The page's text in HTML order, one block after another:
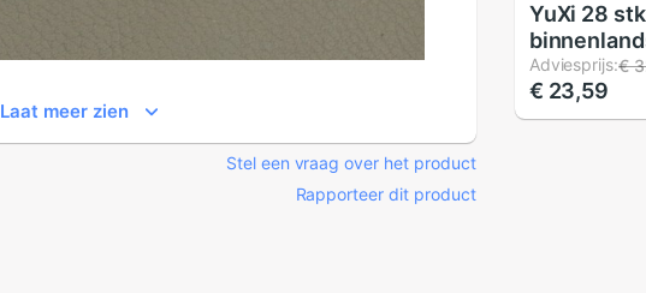
Laat meer zien
Stel een vraag over het product
Rapporteer dit product
YuXi 28
telefoon
lock knop
kant van de
Adviesprijs:€
€ 23,59